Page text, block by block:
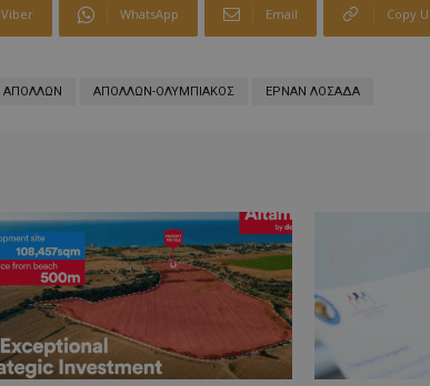
Viber WhatsApp Email Copy
ΑΠΟΛΛΩΝ ΑΠΟΛΛΩΝ-ΟΛΥΜΠΙΑΚΟΣ ΕΡΝΑΝ ΛΟΣΑΔΑ